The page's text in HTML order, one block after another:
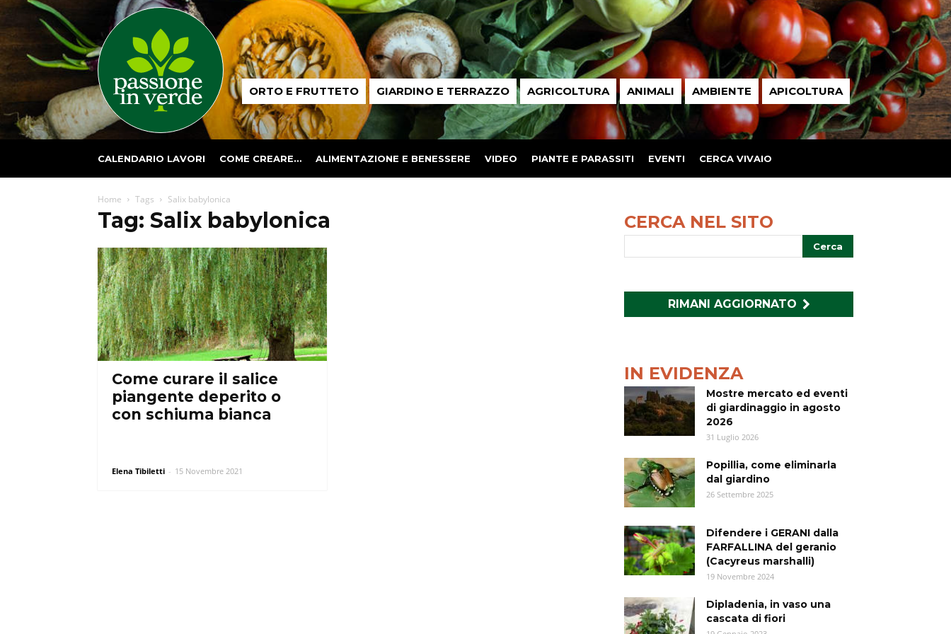
Passione
in ORTO E FRUTTETO GIARDINO E TERRAZZO AGRICOLTURA ANIMALI AMBIENTE APICOLTURA
CALENDARIO LAVORI COME CREARE… ALIMENTAZIONE E BENESSERE VIDEO PIANTE E PARASSITI EVENTI CERCA VIVAIO
Home Tags Salix babylonica
Tag: Salix babylonica
Come curare il salice
piangente deperito o
con schiuma bianca
Elena Tibiletti - 15 Novembre 2021
CERCA NEL SITO
RIMANI AGGIORNATO
IN EVIDENZA
Mostre mercato ed eventi
di giardinaggio in agosto
2026
31 Luglio 2026
Popillia, come eliminarla
dal giardino
26 Settembre 2025
Difendere i GERANI dalla
FARFALLINA del geranio
(Cacyreus marshalli)
19 Novembre 2024
Dipladenia, in vaso una
cascata di fiori